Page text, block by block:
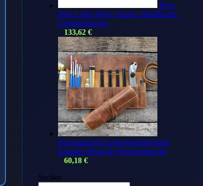
Rose
Pink Leder Hobo Tasche, Handtasche,
Umhängetasche
133,62 €
Personalisierte Leder-Bleistift-Rolle
Künstler Pinsel & Werkzeugtasche
60,18 €
Suchen